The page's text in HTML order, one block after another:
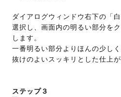
ダイアログウィンドウ右下の「
選択し、画面内の明るい部分を
します。
一番明るい部分よりほんの少し
抜けのよいスッキリとした仕上が
ステップ３